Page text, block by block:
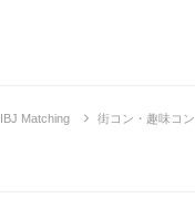
IBJ Matching 街コン・趣味コン